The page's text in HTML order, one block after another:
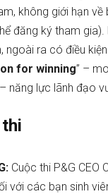
không giới hạn về
đăng ký tham
ra có điều
for winning” –
năng lực lãnh đạo
Cuộc thi P&G CEO
với các bạn sinh